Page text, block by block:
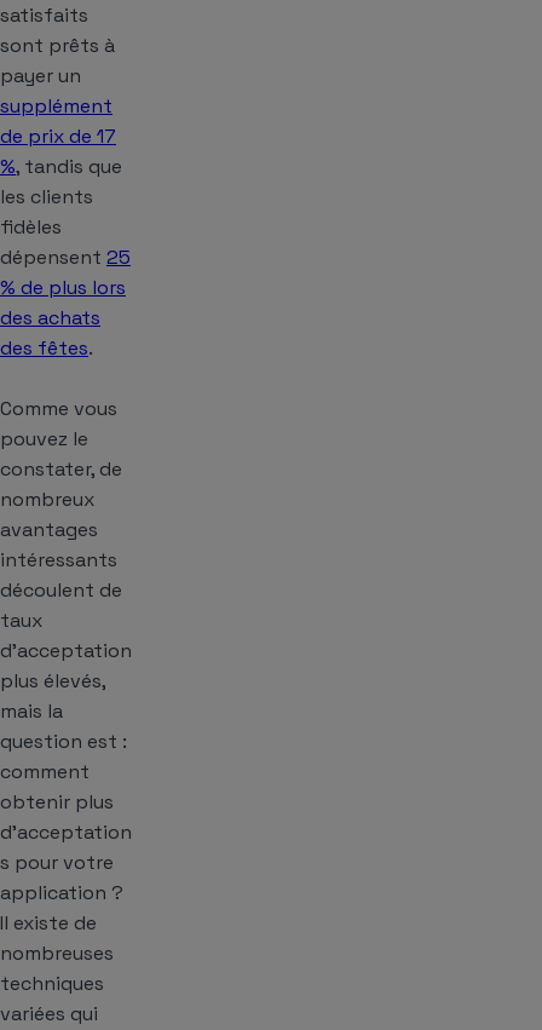
satisfaits
sont prêts à
payer un
supplément
de prix de 17
%, tandis que
les clients
fidèles
dépensent 25
% de plus lors
des achats
des fêtes.
Comme vous
pouvez le
constater, de
nombreux
avantages
intéressants
découlent de
taux
d’acceptation
plus élevés,
mais la
question est :
comment
obtenir plus
d’acceptation
s pour votre
application ?
Il existe de
nombreuses
techniques
variées qui